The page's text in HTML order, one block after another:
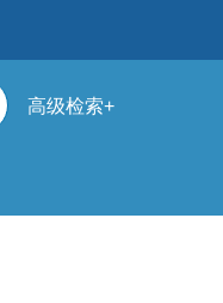
高级检索+